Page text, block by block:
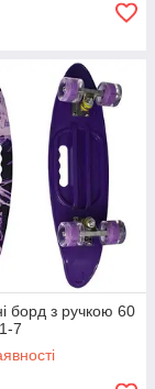
борд з ручкою 60
7